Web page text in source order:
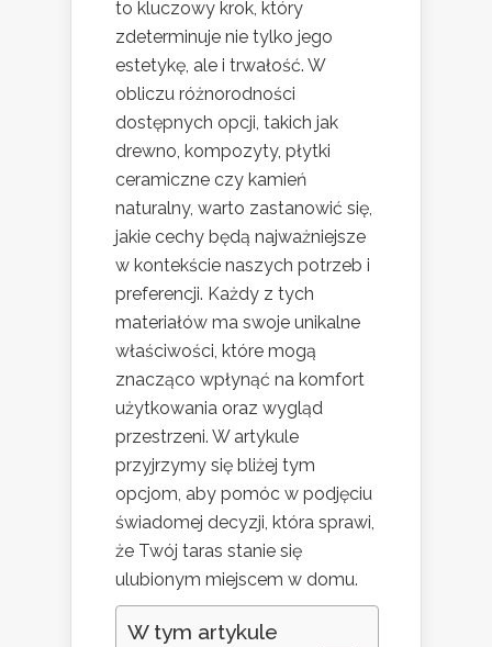
to kluczowy krok, który
zdeterminuje nie tylko jego
estetykę, ale i trwałość. W
obliczu różnorodności
dostępnych opcji, takich jak
drewno, kompozyty, płytki
ceramiczne czy kamień
naturalny, warto zastanowić się,
jakie cechy będą najważniejsze
w kontekście naszych potrzeb i
preferencji. Każdy z tych
materiałów ma swoje unikalne
właściwości, które mogą
znacząco wpłynąć na komfort
użytkowania oraz wygląd
przestrzeni. W artykule
przyjrzymy się bliżej tym
opcjom, aby pomóc w podjęciu
świadomej decyzji, która sprawi,
że Twój taras stanie się
ulubionym miejscem w domu.
W tym artykule